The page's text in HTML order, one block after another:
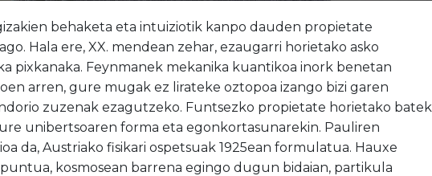
behaketa eta intuiziotik kanpo dauden propietate
Hala ere, XX. mendean zehar, ezaugarri horietako asko
pixkanaka. Feynmanek mekanika kuantikoa inork benetan
arren, gure mugak ez lirateke oztopoa izango bizi garen
zuzenak ezagutzeko. Funtsezko propietate horietako batek
unibertsoaren forma eta egonkortasunarekin. Pauliren
da, Austriako fisikari ospetsuak 1925ean formulatua. Hauxe
kosmosean barrena egingo dugun bidaian, partikula